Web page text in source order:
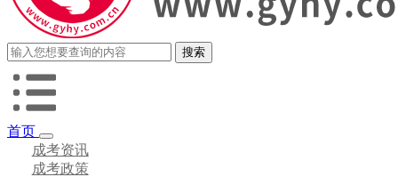
首页
成考资讯
成考政策